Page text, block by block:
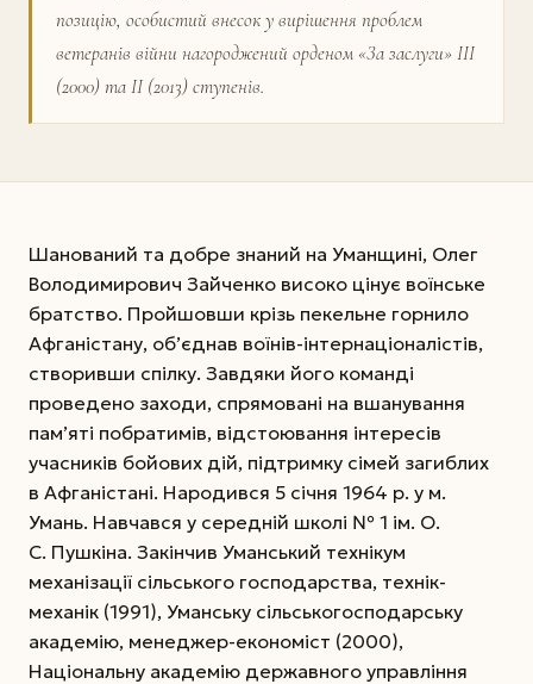
позицію, особистий внесок у вирішення проблем
ветеранів війни нагороджений орденом «За заслуги» III
(2000) та II (2013) ступенів.
Шанований та добре знаний на Уманщині, Олег
Володимирович Зайченко високо цінує воїнське
братство. Пройшовши крізь пекельне горнило
Афганістану, об’єднав воїнів-інтернаціоналістів,
створивши спілку. Завдяки його команді
проведено заходи, спрямовані на вшанування
пам’яті побратимів, відстоювання інтересів
учасників бойових дій, підтримку сімей загиблих
в Афганістані. Народився 5 січня 1964 р. у м.
Умань. Навчався у середній школі № 1 ім. О.
С. Пушкіна. Закінчив Уманський технікум
механізації сільського господарства, технік-
механік (1991), Уманську сільськогосподарську
академію, менеджер-економіст (2000),
Національну академію державного управління